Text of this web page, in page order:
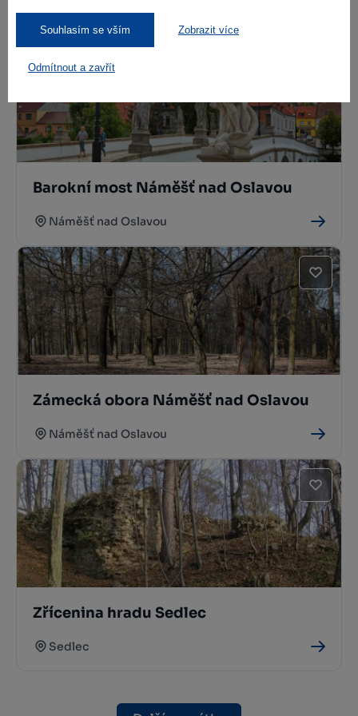
Souhlasím se vším Zobrazit více
Odmítnout a zavřít
Barokní most Náměšť nad Oslavou
Náměšť nad Oslavou
Zámecká obora Náměšť nad Oslavou
Náměšť nad Oslavou
Zřícenina hradu Sedlec
Sedlec